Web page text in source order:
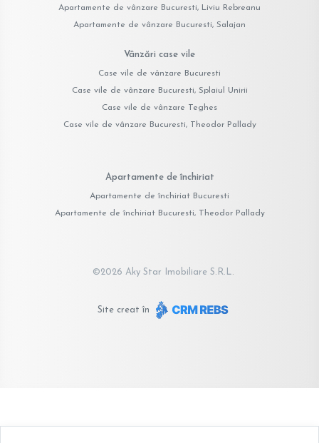
Apartamente de vânzare Bucuresti, Liviu Rebreanu
Apartamente de vânzare Bucuresti, Salajan
Vânzări case vile
Case vile de vânzare Bucuresti
Case vile de vânzare Bucuresti, Splaiul Unirii
Case vile de vânzare Teghes
Case vile de vânzare Bucuresti, Theodor Pallady
Apartamente de închiriat
Apartamente de închiriat Bucuresti
Apartamente de închiriat Bucuresti, Theodor Pallady
©2026 Aky Star Imobiliare S.R.L.
Site creat în